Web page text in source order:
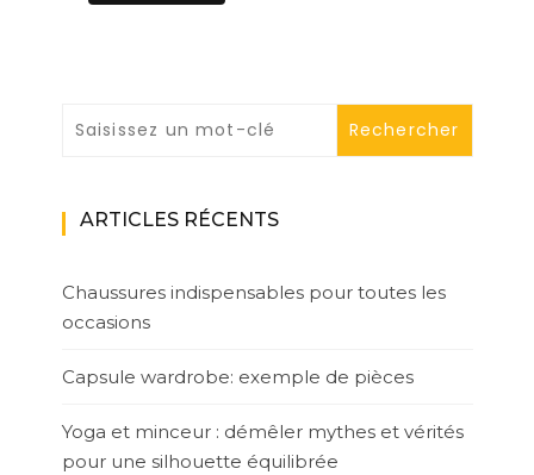
ARTICLES RÉCENTS
Chaussures indispensables pour toutes les
occasions
Capsule wardrobe: exemple de pièces
Yoga et minceur : démêler mythes et vérités
pour une silhouette équilibrée